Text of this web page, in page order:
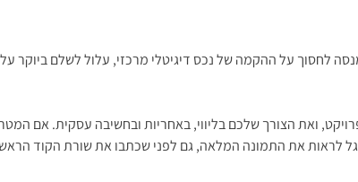
לחסוך על ההקמה של נכס דיגיטלי מרכזי, עלול לשלם ביוקר
ואת הצורך שלכם בליווי, באחריות ובחשיבה עסקית. אם
לראות את התמונה המלאה, גם לפני שכתבו את שורת הקוד